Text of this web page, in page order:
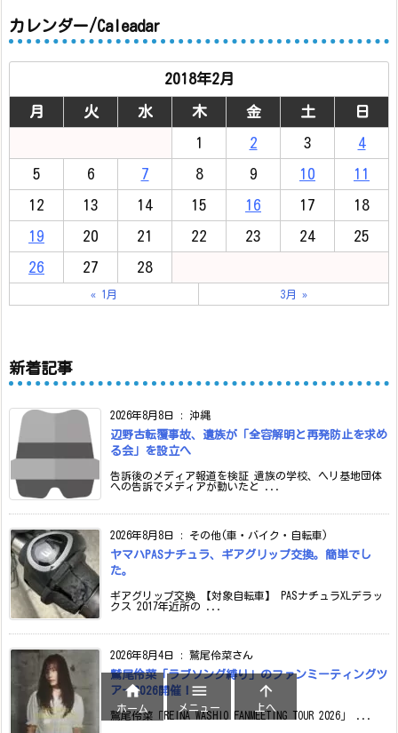
カレンダー/Caleadar
2018年2月
月 火 水 木 金 土 日
1 2 3 4
5 6 7 8 9 10 11
12 13 14 15 16 17 18
19 20 21 22 23 24 25
26 27 28
« 1月 3月 »
新着記事
2026年8月8日 : 沖縄
辺野古転覆事故、遺族が「全容解明と再発防止を求め
る会」を設立へ
告訴後のメディア報道を検証 遺族の学校、ヘリ基地団体
への告訴でメディアが動いたと ...
2026年8月8日 : その他(車・バイク・自転車)
ヤマハPASナチュラ、ギアグリップ交換。簡単でし
た。
ギアグリップ交換 【対象自転車】 PASナチュラXLデラッ
クス 2017年近所の ...
2026年8月4日 : 鷲尾伶菜さん
鷲尾伶菜「ラブソング縛り」のファンミーティングツ
アー2026開催！
鷲尾伶菜「REINA WASHIO FANMEETING TOUR 2026」 ...

ホーム

メニュー

上へ